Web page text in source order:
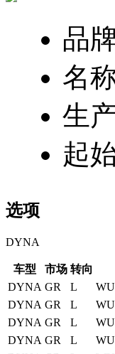
品
名
生
起
选项
DYNA
车型 市场 转向
DYNA GR L
DYNA GR L
DYNA GR L
DYNA GR L